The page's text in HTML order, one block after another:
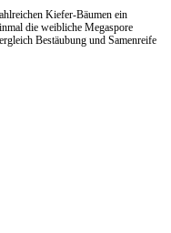
Kiefer-Bäumen ein
die weibliche Megaspore
Bestäubung und Samenreife